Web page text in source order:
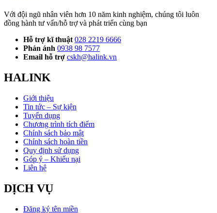
Với đội ngũ nhân viên hơn 10 năm kinh nghiệm, chúng tôi luôn
đồng hành tư vấn/hỗ trợ và phát triển cùng bạn
Hỗ trợ kĩ thuật 028 2219 6666
Phản ánh 0938 98 7577
Email hỗ trợ cskh@halink.vn
HALINK
Giới thiệu
Tin tức – Sự kiện
Tuyển dụng
Chương trình tích điểm
Chính sách bảo mật
Chính sách hoàn tiền
Quy định sử dụng
Góp ý – Khiếu nại
Liên hệ
DỊCH VỤ
Đăng ký tên miền